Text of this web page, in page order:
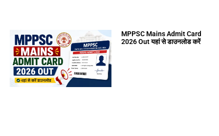
MPPSC Mains Admit Card
2026 Out यहां से डाउनलोड करें